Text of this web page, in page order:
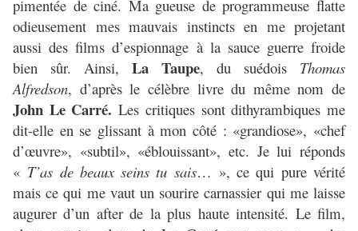
pimentée de ciné. Ma gueuse de programmeuse flatte
odieusement mes mauvais instincts en me projetant
aussi des films d’espionnage à la sauce guerre froide
bien sûr. Ainsi, La Taupe, du suédois Thomas
Alfredson, d’après le célèbre livre du même nom de
John Le Carré. Les critiques sont dithyrambiques me
dit-elle en se glissant à mon côté : «grandiose», «chef
d’œuvre», «subtil», «éblouissant», etc. Je lui réponds
« T’as de beaux seins tu sais… », ce qui pure vérité
mais ce qui me vaut un sourire carnassier qui me laisse
augurer d’un after de la plus haute intensité. Le film,